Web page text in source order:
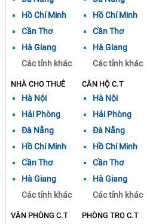
Hồ Chí Minh
Cần Thơ
Hà Giang
Các tỉnh khác
Hồ Chí Minh
Cần Thơ
Hà Giang
Các tỉnh khác
NHÀ CHO THUÊ
Hà Nội
Hải Phòng
Đà Nẵng
Hồ Chí Minh
Cần Thơ
Hà Giang
Các tỉnh khác
CĂN HỘ C.T
Hà Nội
Hải Phòng
Đà Nẵng
Hồ Chí Minh
Cần Thơ
Hà Giang
Các tỉnh khác
VĂN PHÒNG C.T PHÒNG TRỌ C.T